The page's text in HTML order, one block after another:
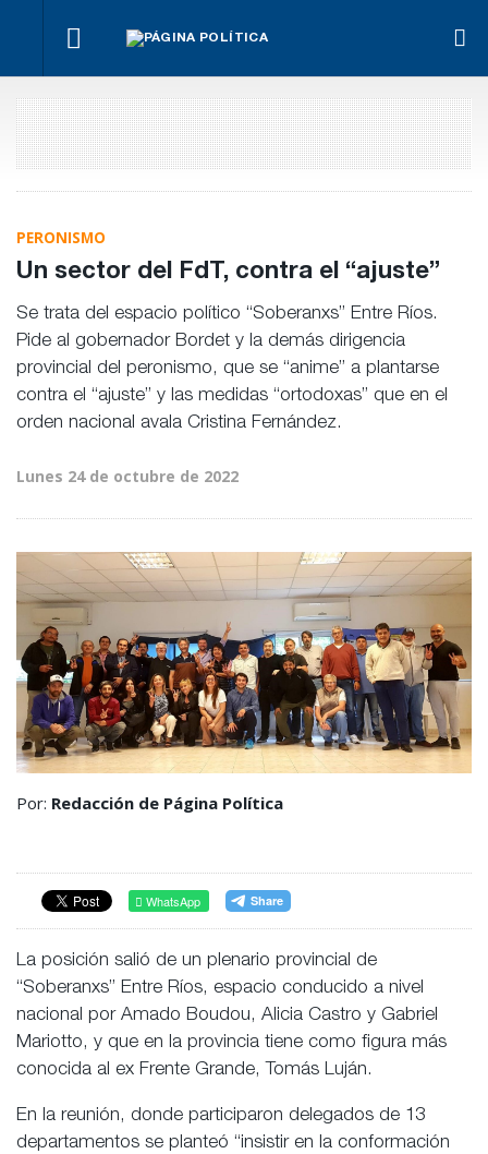
Para Bahl, la
ley “despoja
al Estado de
herramientas”
para la
pública
empresarios
miden el
empleo
público y
privado
Fondos de
Anses:
otra
mentira
“histórica”
de
defendió
en el
recinto
Ley
PERONISMO
Un sector del FdT, contra el “ajuste”
Se trata del espacio político “Soberanxs” Entre Ríos.
Pide al gobernador Bordet y la demás dirigencia
provincial del peronismo, que se “anime” a plantarse
contra el “ajuste” y las medidas “ortodoxas” que en el
orden nacional avala Cristina Fernández.
Lunes 24 de octubre de 2022
Por: Redacción de Página Política
WhatsApp
La posición salió de un plenario provincial de
“Soberanxs” Entre Ríos, espacio conducido a nivel
nacional por Amado Boudou, Alicia Castro y Gabriel
Mariotto, y que en la provincia tiene como figura más
conocida al ex Frente Grande, Tomás Luján.
En la reunión, donde participaron delegados de 13
departamentos se planteó “insistir en la conformación